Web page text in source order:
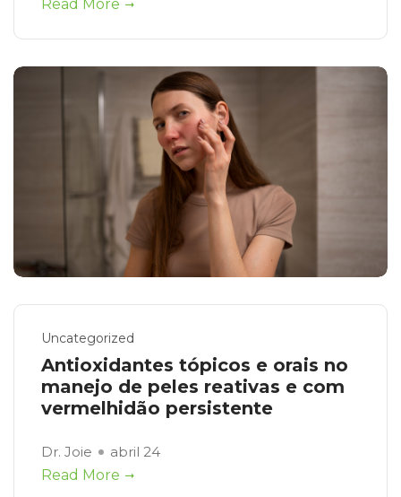
Read More
Uncategorized
Antioxidantes tópicos e orais no
manejo de peles reativas e com
vermelhidão persistente
Dr. Joie
abril 24
Read More